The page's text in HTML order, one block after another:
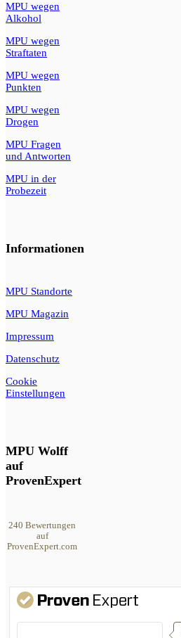
MPU wegen
Alkohol
MPU wegen
Straftaten
MPU wegen
Punkten
MPU wegen
Drogen
MPU Fragen
und Antworten
MPU in der
Probezeit
Informationen
MPU Standorte
MPU Magazin
Impressum
Datenschutz
Cookie
Einstellungen
MPU Wolff
auf
ProvenExpert
240 Bewertungen
auf
ProvenExpert.com